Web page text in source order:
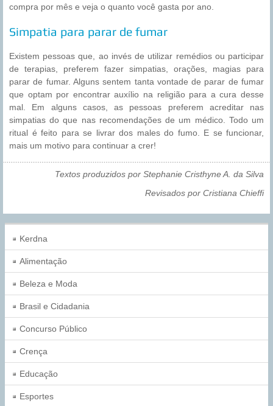
compra por mês e veja o quanto você gasta por ano.
Simpatia para parar de fumar
Existem pessoas que, ao invés de utilizar remédios ou participar
de terapias, preferem fazer simpatias, orações, magias para
parar de fumar. Alguns sentem tanta vontade de parar de fumar
que optam por encontrar auxílio na religião para a cura desse
mal. Em alguns casos, as pessoas preferem acreditar nas
simpatias do que nas recomendações de um médico. Todo um
ritual é feito para se livrar dos males do fumo. E se funcionar,
mais um motivo para continuar a crer!
Textos produzidos por Stephanie Cristhyne A. da Silva
Revisados por Cristiana Chieffi
Kerdna
Alimentação
Beleza e Moda
Brasil e Cidadania
Concurso Público
Crença
Educação
Esportes